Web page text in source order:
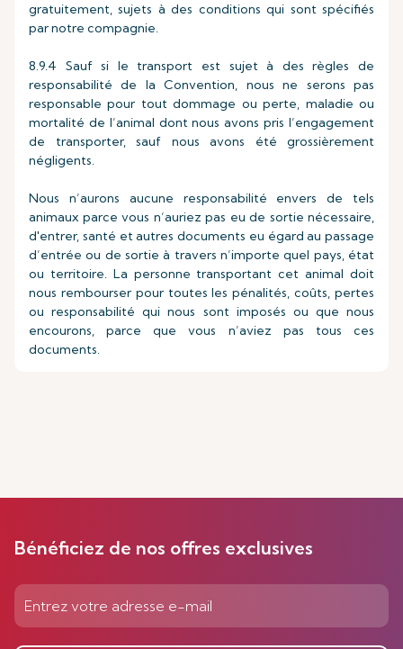
gratuitement, sujets à des conditions qui sont spécifiés
par notre compagnie.
8.9.4 Sauf si le transport est sujet à des règles de
responsabilité de la Convention, nous ne serons pas
responsable pour tout dommage ou perte, maladie ou
mortalité de l’animal dont nous avons pris l’engagement
de transporter, sauf nous avons été grossièrement
négligents.
Nous n’aurons aucune responsabilité envers de tels
animaux parce vous n’auriez pas eu de sortie nécessaire,
d'entrer, santé et autres documents eu égard au passage
d’entrée ou de sortie à travers n’importe quel pays, état
ou territoire. La personne transportant cet animal doit
nous rembourser pour toutes les pénalités, coûts, pertes
ou responsabilité qui nous sont imposés ou que nous
encourons, parce que vous n’aviez pas tous ces
documents.
Bénéficiez de nos offres exclusives